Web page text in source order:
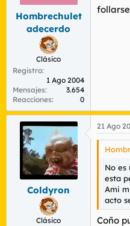
Hombrechulet
adecerdo
Clásico
Registro
1 Ago 2004
Mensajes
3.654
Reacciones
0
Coldyron
Clásico
21 Ago
No es
esta
Ami
acto
Coño